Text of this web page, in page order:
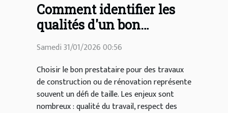
Comment identifier les
qualités d'un bon
prestataire en
construction et
rénovation ?
Samedi 31/01/2026 00:56
Choisir le bon prestataire pour des travaux
de construction ou de rénovation représente
souvent un défi de taille. Les enjeux sont
nombreux : qualité du travail, respect des